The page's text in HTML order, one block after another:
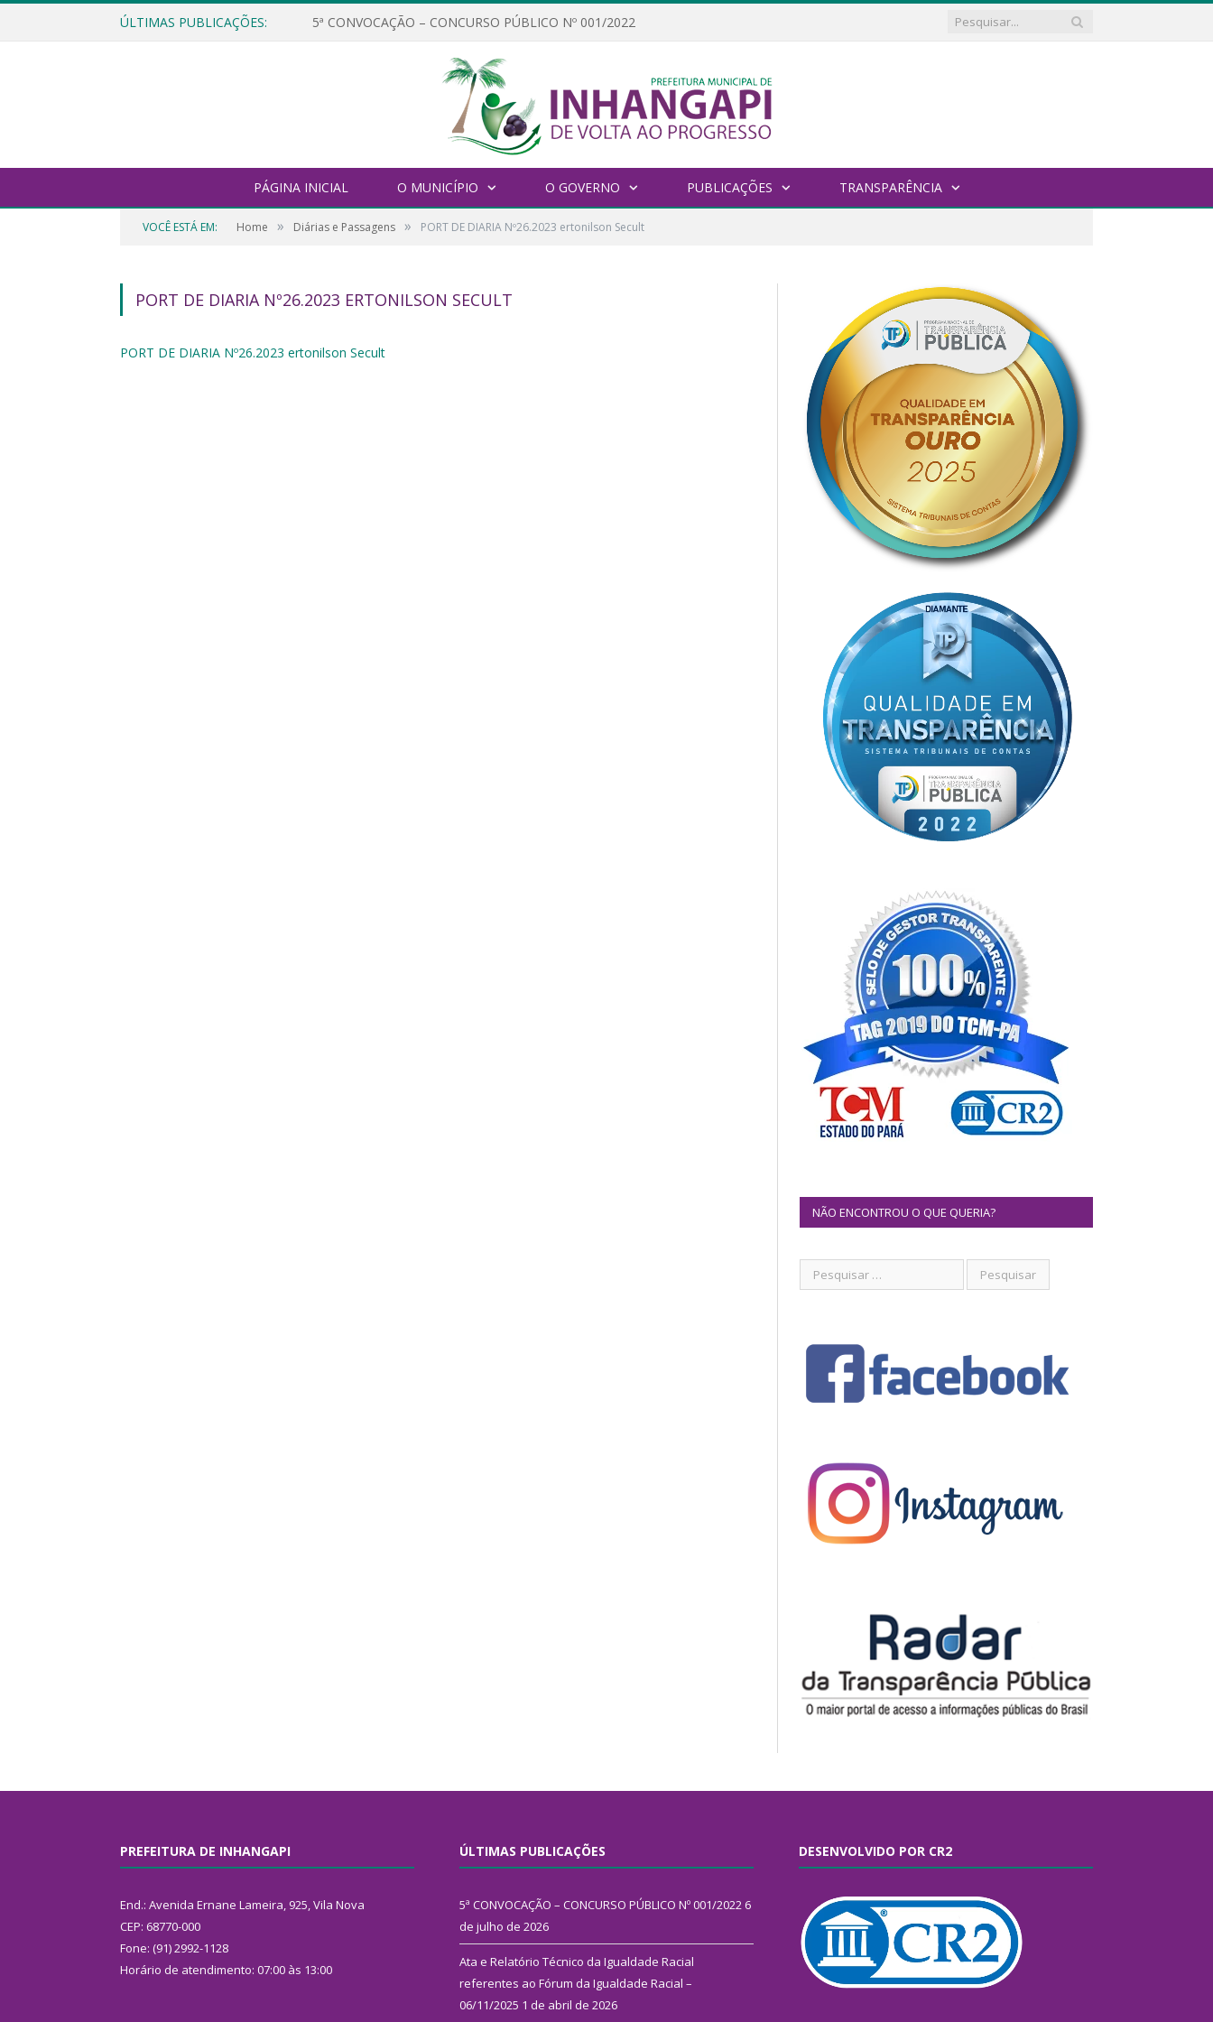
ÚLTIMAS PUBLICAÇÕES: 5ª CONVOCAÇÃO – CONCURSO PÚBLICO Nº 001/2022
PÁGINA INICIAL O MUNICÍPIO O GOVERNO PUBLICAÇÕES TRANSPARÊNCIA
VOCÊ ESTÁ EM: Home » Diárias e Passagens » PORT DE DIARIA Nº26.2023 ertonilson Secult
PORT DE DIARIA Nº26.2023 ERTONILSON SECULT
PORT DE DIARIA Nº26.2023 ertonilson Secult
NÃO ENCONTROU O QUE QUERIA?
PREFEITURA DE INHANGAPI
End.: Avenida Ernane Lameira, 925, Vila Nova
CEP: 68770-000
Fone: (91) 2992-1128
Horário de atendimento: 07:00 às 13:00
ÚLTIMAS PUBLICAÇÕES
5ª CONVOCAÇÃO – CONCURSO PÚBLICO Nº 001/2022 6
de julho de 2026
Ata e Relatório Técnico da Igualdade Racial
referentes ao Fórum da Igualdade Racial –
06/11/2025 1 de abril de 2026
DESENVOLVIDO POR CR2